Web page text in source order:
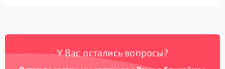
Не ключается вытяжка 550 ₽ Подробнее →
У Вас остались вопросы?